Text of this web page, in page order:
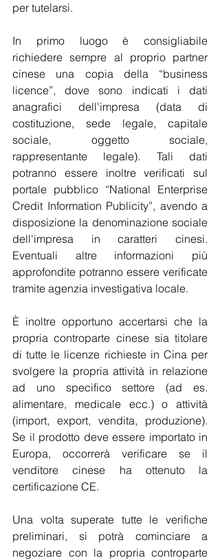
per tutelarsi.
In primo luogo è consigliabile
richiedere sempre al proprio partner
cinese una copia della “business
licence”, dove sono indicati i dati
anagrafici dell'impresa (data di
costituzione, sede legale, capitale
sociale, oggetto sociale,
rappresentante legale). Tali dati
potranno essere inoltre verificati sul
portale pubblico “National Enterprise
Credit Information Publicity”, avendo a
disposizione la denominazione sociale
dell'impresa in caratteri cinesi.
Eventuali altre informazioni più
approfondite potranno essere verificate
tramite agenzia investigativa locale.
È inoltre opportuno accertarsi che la
propria controparte cinese sia titolare
di tutte le licenze richieste in Cina per
svolgere la propria attività in relazione
ad uno specifico settore (ad es.
alimentare, medicale ecc.) o attività
(import, export, vendita, produzione).
Se il prodotto deve essere importato in
Europa, occorrerà verificare se il
venditore cinese ha ottenuto la
certificazione CE.
Una volta superate tutte le verifiche
preliminari, si potrà cominciare a
negoziare con la propria controparte